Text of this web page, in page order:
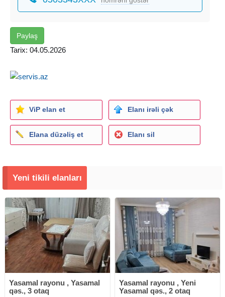
Paylaş
Tarix: 04.05.2026
ViP elan et Elanı irəli çək
Elana düzəliş et Elanı sil
Yeni tikili elanları
Yasamal rayonu , Yasamal
qəs., 3 otaq
Yasamal rayonu , Yeni
Yasamal qəs., 2 otaq